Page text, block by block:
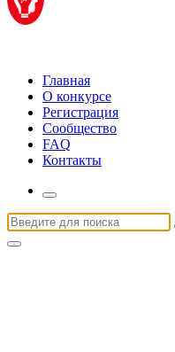
Главная
О конкурсе
Регистрация
Сообщество
FAQ
Контакты
Искать: